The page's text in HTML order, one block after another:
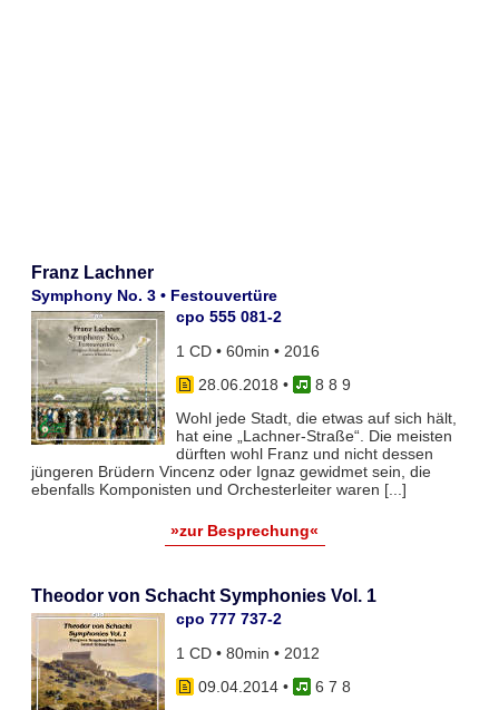
Franz Lachner
Symphony No. 3 • Festouvertüre
cpo 555 081-2
1 CD • 60min • 2016
28.06.2018 •
8 8 9
Wohl jede Stadt, die etwas auf sich hält,
hat eine „Lachner-Straße“. Die meisten
dürften wohl Franz und nicht dessen
jüngeren Brüdern Vincenz oder Ignaz gewidmet sein, die
ebenfalls Komponisten und Orchesterleiter waren [...]
»zur Besprechung«
Theodor von Schacht Symphonies Vol. 1
cpo 777 737-2
1 CD • 80min • 2012
09.04.2014•
6 7 8